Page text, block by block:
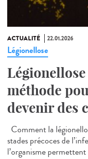
ACTUALITÉ 22.01.2026
Légionellose
méthode
devenir des
Comment la
stades précoces de
l’organisme